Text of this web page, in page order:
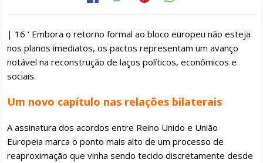
| 16 ‘ Embora o retorno formal ao bloco europeu não esteja
nos planos imediatos, os pactos representam um avanço
notável na reconstrução de laços políticos, econômicos e
sociais.
Um novo capítulo nas relações bilaterais
A assinatura dos acordos entre Reino Unido e União
Europeia marca o ponto mais alto de um processo de
reaproximação que vinha sendo tecido discretamente desde